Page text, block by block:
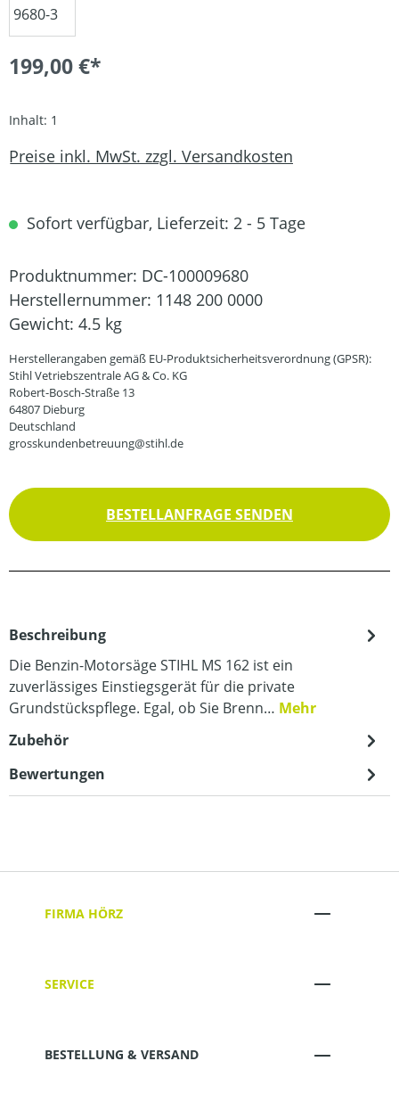
199,00 €*
Inhalt: 1
Preise inkl. MwSt. zzgl. Versandkosten
Sofort verfügbar, Lieferzeit: 2 - 5 Tage
Produktnummer: DC-100009680
Herstellernummer: 1148 200 0000
Gewicht: 4.5 kg
Herstellerangaben gemäß EU-Produktsicherheitsverordnung (GPSR):
Stihl Vetriebszentrale AG & Co. KG
Robert-Bosch-Straße 13
64807 Dieburg
Deutschland
grosskundenbetreuung@stihl.de
BESTELLANFRAGE SENDEN
Beschreibung
Die Benzin-Motorsäge STIHL MS 162 ist ein
zuverlässiges Einstiegsgerät für die private
Grundstückspflege. Egal, ob Sie Brenn… Mehr
Zubehör
Bewertungen
FIRMA HÖRZ
SERVICE
BESTELLUNG & VERSAND